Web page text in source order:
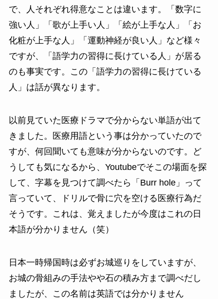
で、人それぞれ得意なことは違います。「数字に
強い人」「歌が上手い人」「絵が上手な人」「お
化粧が上手な人」「運動神経が良い人」など様々
ですが、「語学力の習得に長けている人」が居る
のも事実です。この「語学力の習得に長けている
人」は話が異なります。
以前見ていた医療ドラマで分からない単語が出て
きました。医療用語という事は分かっていたので
すが、何回聞いても意味が分からないのです。ど
うしても気になるから、Youtubeでそこの場面を探
して、字幕を見つけて調べたら「Burr hole」って
言っていて、ドリルで骨に穴を空ける医療行為だ
そうです。これは、覚えましたが今度はこれの日
本語が分かりません（笑）
日本一時帰国時は必ずお城巡りをしていますが、
お城の骨組みの手法やや石の積み方まで調べだし
ましたが、この名前は英語では分かりません